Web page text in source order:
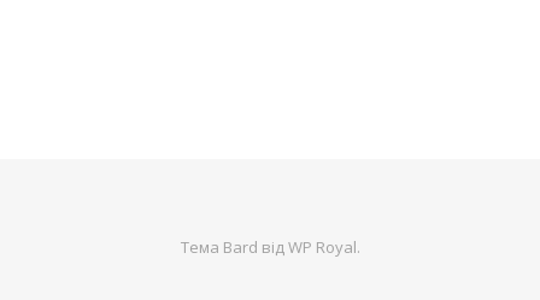
Тема Bard відWP Royal.